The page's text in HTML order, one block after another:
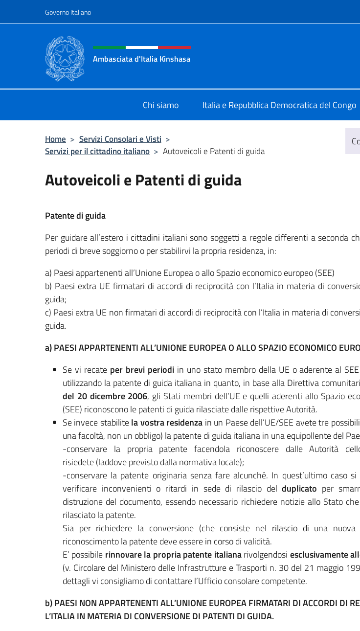
Governo Italiano
Intestazione sito, social e menù
Ambasciata d'Italia Kinshasa
Chi siamo Italia e Repubblica Democratica del Congo
Home > Servizi Consolari e Visti >
Servizi per il cittadino italiano > Autoveicoli e Patenti di guida
Autoveicoli e Patenti di guida
Patente di guida
Per guidare all’estero i cittadini italiani sono soggetti a regole differenti a seconda
periodi di breve soggiorno o per stabilirvi la propria residenza, in:
a) Paesi appartenenti all’Unione Europea o allo Spazio economico europeo (SEE)
b) Paesi extra UE firmatari di accordi di reciprocità con l’Italia in materia di
guida;
c) Paesi extra UE non firmatari di accordi di reciprocità con l’Italia in materia di
guida.
a) PAESI APPARTENENTI ALL’UNIONE EUROPEA O ALLO SPAZIO ECONOMICO
Se vi recate per brevi periodiin uno stato membro della UE o aderente al
utilizzando la patente di guida italiana in quanto, in base alla Direttiva
del 20 dicembre 2006, gli Stati membri dell’UE e quelli aderenti allo Spazio
(SEE) riconoscono le patenti di guida rilasciate dalle rispettive Autorità.
Se invece stabilitela vostra residenza in un Paese dell’UE/SEE avete tre
una facoltà, non un obbligo) la patente di guida italiana in una equipollente del
-conservare la propria patente facendola riconoscere dalle Autorità
risiedete (laddove previsto dalla normativa locale);
-conservare la patente originaria senza fare alcunché. In quest’ultimo caso si
verificare inconvenienti o ritardi in sede di rilascio delduplicato per
distruzione del documento, essendo necessario richiedere notizie allo Stato
rilasciato la patente.
Sia per richiedere la conversione (che consiste nel rilascio di una
riconoscimento la patente deve essere in corso di validità.
E’ possibile rinnovare la propria patente italianarivolgendosi esclusivamente
(v. Circolare del Ministero delle Infrastrutture e Trasporti n. 30 del 21 maggio
dettagli vi consigliamo di contattare l’Ufficio consolare competente.
b) PAESI NON APPARTENENTI ALL’UNIONE EUROPEA FIRMATARI DI ACCORDI DI
L’ITALIA IN MATERIA DI CONVERSIONE DI PATENTI DI GUIDA.